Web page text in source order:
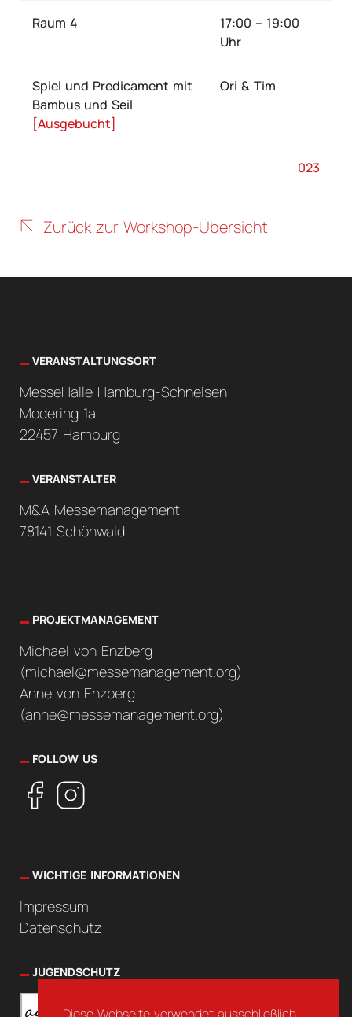
Diese Webseite verwendet ausschließlich
Raum 4
17:00 – 19:00
Uhr
Spiel und Predicament mit
Bambus und Seil
[Ausgebucht]
Ori & Tim
023
Zurück zur Workshop-Übersicht
VERANSTALTUNGSORT
MesseHalle Hamburg-Schnelsen
Modering 1a
22457 Hamburg
VERANSTALTER
M&A Messemanagement
78141 Schönwald
PROJEKTMANAGEMENT
Michael von Enzberg
(michael@messemanagement.org)
Anne von Enzberg
(anne@messemanagement.org)
FOLLOW US
WICHTIGE INFORMATIONEN
Impressum
Datenschutz
JUGENDSCHUTZ